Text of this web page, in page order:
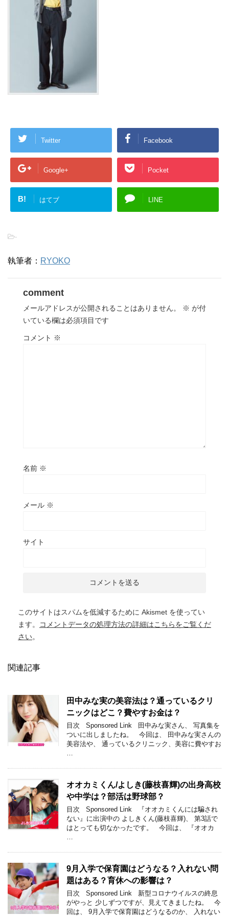
Twitter Facebook
Google+ Pocket
B! はてブ LINE
-
執筆者： RYOKO
comment
メールアドレスが公開されることはありません。 ※ が付
いている欄は必須項目です
コメント ※
名前 ※
メール ※
サイト
このサイトはスパムを低減するために Akismet を使ってい
ます。
コメントデータの処理方法の詳細はこちらをご覧くだ
さい。
関連記事
田中みな実の美容法は？通っているクリ
ニックはどこ？費やすお金は？
目次 Sponsored Link 田中みな実さん、 写真集を
ついに出しましたね。 今回は、 田中みな実さんの
美容法や、 通っているクリニック、美容に費やすお
…
オオカミくん/よしき(藤枝喜輝)の出身高校
や中学は？部活は野球部？
目次 Sponsored Link 『オオカミくんには騙され
ない』に出演中の よしきくん(藤枝喜輝)、 第3話で
はとっても切なかったです。 今回は、 『オオカ
…
9月入学で保育園はどうなる？入れない問
題はある？育休への影響は？
目次 Sponsored Link 新型コロナウイルスの終息
がやっと 少しずつですが、見えてきましたね。 今
回は、 9月入学で保育園はどうなるのか、 入れない